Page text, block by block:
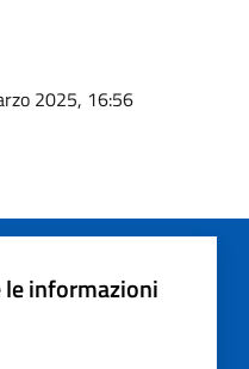
2025, 16:56
le informazioni